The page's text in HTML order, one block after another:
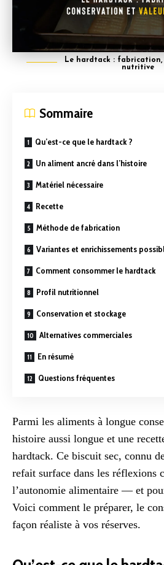
Le hardtack :
nutritive
Sommaire
Qu’est-ce que le hardtack ?
Un aliment ancré dans l’histoire
Matériel nécessaire
Recette
Méthode de fabrication
Variantes et enrichissements
Comment consommer le hardtack
Profil nutritionnel
Conservation et stockage
Alternatives commerciales
En résumé
Questions fréquentes
Parmi les aliments à longue
histoire aussi longue et une
hardtack. Ce biscuit sec, connu
refait surface dans les réflexions
l’autonomie alimentaire — et
Voici comment le préparer, le
façon réaliste à vos réserves.